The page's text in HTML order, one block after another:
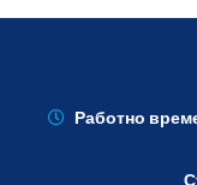
Работно